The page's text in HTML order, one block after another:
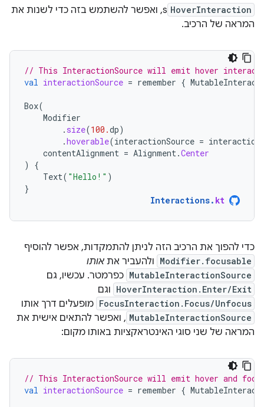
HoverInteraction
s, ואפשר להשתמש בזה כדי לשנות את
המראה של הרכיב.
// This InteractionSource will emit hover
val interactionSource = remember {
Box(
Modifier
. size(100.dp)
.hoverable(interactionSource =
contentAlignment = Alignment .Center
)
{
Text( "Hello!" )
}
Interactions. kt
כדי להפוך את הרכיב הזה לניתן להתמקדות, אפשר להוסיף
Modifier.focusable ולהעביר את אותו
MutableInteractionSource כפרמטר. עכשיו, גם
HoverInteraction.Enter/Exit וגם
FocusInteraction.Focus/Unfocus מופעלים דרך אותו
MutableInteractionSource , ואפשר להתאים אישית את
המראה של שני סוגי האינטראקציות באותו מקום:
// This InteractionSource will emit hover and
val interactionSource = remember {